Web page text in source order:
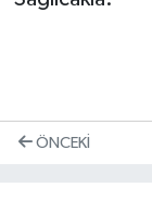
ÖNCEKI